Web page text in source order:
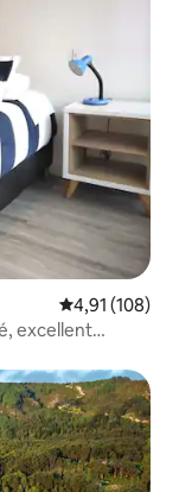
Évaluation
4,91 (108)
excellent